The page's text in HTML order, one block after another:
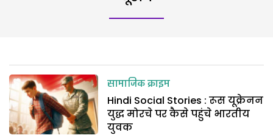
सामाजिक क्राइम
Hindi Social Stories : रूस यूक्रेनन
युद्ध मोरचे पर कैसे पहुंचे भारतीय
युवक